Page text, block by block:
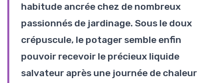
habitude ancrée chez de nombreux
passionnés de jardinage. Sous le doux
crépuscule, le potager semble enfin
pouvoir recevoir le précieux liquide
salvateur après une journée de chaleur